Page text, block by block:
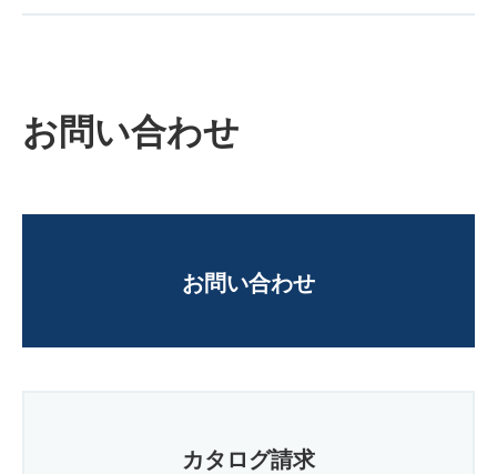
お問い合わせ
お問い合わせ
カタログ請求